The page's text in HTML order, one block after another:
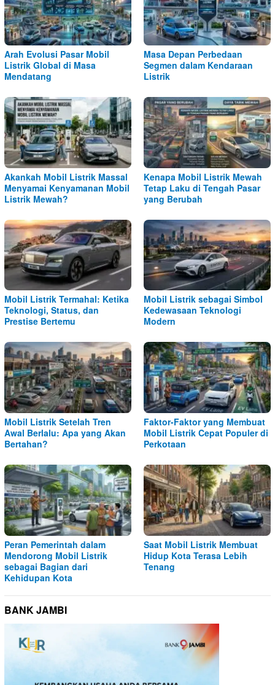
Arah Evolusi Pasar Mobil
Listrik Global di Masa
Mendatang
Masa Depan Perbedaan
Segmen dalam Kendaraan
Listrik
Akankah Mobil Listrik Massal
Menyamai Kenyamanan Mobil
Listrik Mewah?
Kenapa Mobil Listrik Mewah
Tetap Laku di Tengah Pasar
yang Berubah
Mobil Listrik Termahal: Ketika
Teknologi, Status, dan
Prestise Bertemu
Mobil Listrik sebagai Simbol
Kedewasaan Teknologi
Modern
Mobil Listrik Setelah Tren
Awal Berlalu: Apa yang Akan
Bertahan?
Faktor-Faktor yang Membuat
Mobil Listrik Cepat Populer di
Perkotaan
Peran Pemerintah dalam
Mendorong Mobil Listrik
sebagai Bagian dari
Kehidupan Kota
Saat Mobil Listrik Membuat
Hidup Kota Terasa Lebih
Tenang
BANK JAMBI